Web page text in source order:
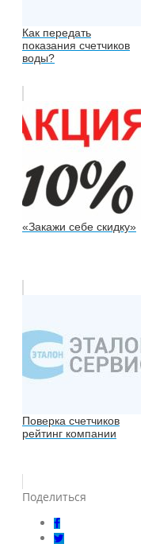
Как передать
показания счетчиков
воды?
«Закажи себе скидку»
Поверка счетчиков
рейтинг компании
Поделиться